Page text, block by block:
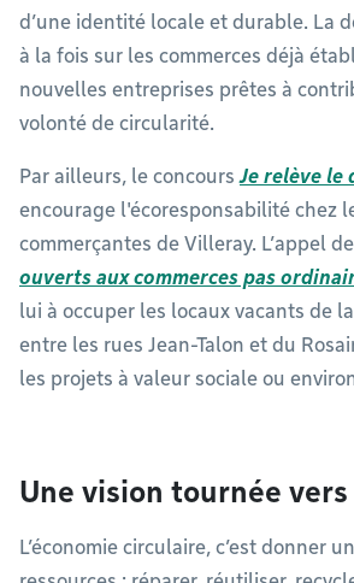
d’une identité locale et durable. La
à la fois sur les commerces déjà
nouvelles entreprises prêtes à
volonté de circularité.
Par ailleurs, le concoursJe relève le
encourage l'écoresponsabilité chez
commerçantes de Villeray. L’appel
ouverts aux commerces pas
lui à occuper les locaux vacants de
entre les rues Jean-Talon et du
les projets à valeur sociale ou
Une vision tournée vers
L’économie circulaire, c’est donner